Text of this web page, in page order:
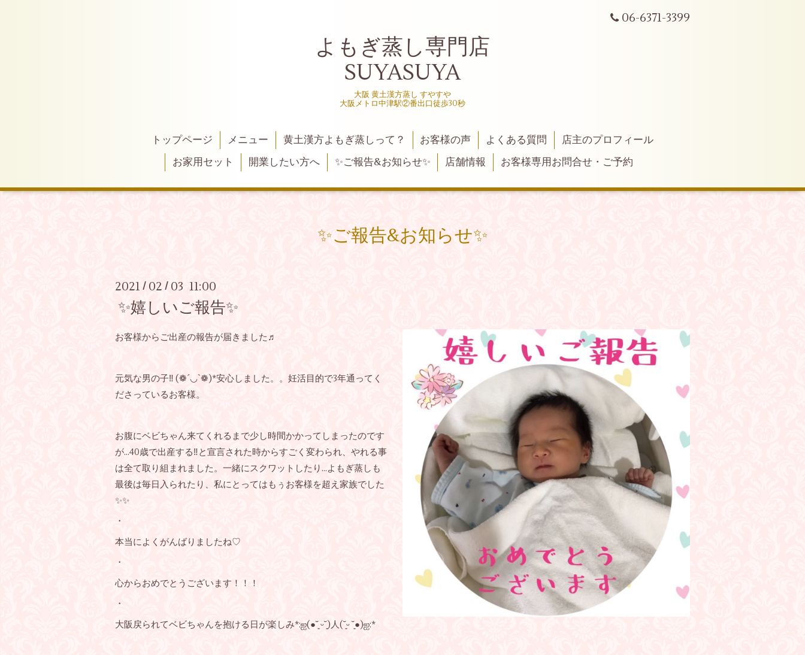
06-6371-3399
よもぎ蒸し専門店
SUYASUYA
大阪 黄土漢方蒸し すやすや
大阪メトロ中津駅②番出口徒歩30秒
トップページ メニュー 黄土漢方よもぎ蒸しって？ お客様の声 よくある質問
店主のプロフィール
お家用セット
開業したい方へ ✨ご報告&お知らせ✨ 店舗情報 お客様専用お問合せ・ご予約
✨ご報告&お知らせ✨
2021 / 02 / 03 11:00
✨嬉しいご報告✨
お客様からご出産の報告が届きました♬
元気な男の子‼︎ (❁´◡`❁)*安心しました。。妊活目的で3年通ってく
ださっているお客様。
お腹にベビちゃん来てくれるまで少し時間かかってしまったのです
が…40歳で出産する‼︎と宣言された時からすごく変わられ、やれる事
は全て取り組まれました。一緒にスクワットしたり…よもぎ蒸しも
最後は毎日入られたり、私にとってはもぅお客様を超え家族でした
✨✨
・
本当によくがんばりましたね♡
・
心からおめでとうございます！！！
・
大阪戻られてベビちゃんを抱ける日が楽しみ*:ஐ(●︎˘͈ ᵕ˘͈)人(˘͈ᵕ ˘͈●︎)ஐ:*